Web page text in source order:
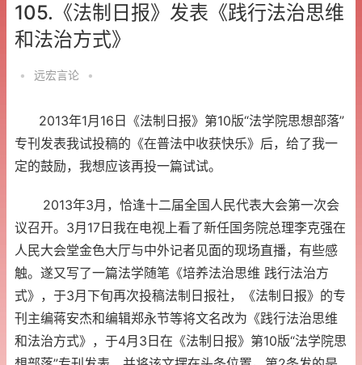
105.《法制日报》发表《践行法治思维
和法治方式》
• 远宏言论 •
2013年1月16日《法制日报》第10版“法学院思想部落”
专刊发表我试投稿的《在普法中收获快乐》后，给了我一
定的鼓励，我想应该再投一篇试试。
2013年3月，恰逢十二届全国人民代表大会第一次会
议召开。3月17日我在电视上看了新任国务院总理李克强在
人民大会堂金色大厅与中外记者见面的现场直播，有些感
触。遂又写了一篇法学随笔《培养法治思维 践行法治方
式》，于3月下旬再次投稿法制日报社，《法制日报》的专
刊主编蒋安杰和编辑郑永节等将文名改为《践行法治思维
和法治方式》，于4月3日在《法制日报》第10版“法学院思